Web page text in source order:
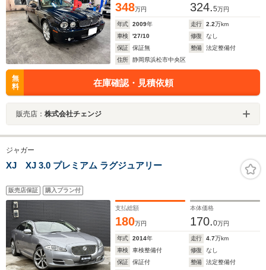
348万円 324.5万円
年式 2009年 走行 2.2万km
車検
'27/10 修復
なし
保証
保証無 整備
法定整備付
住所
静岡県浜松市中央区
無
料
在庫確認・見積依頼
販売店： 株式会社チェンジ
ジャガー
XJ XJ 3.0 プレミアム ラグジュアリー
販売店保証 購入プラン付
支払総額
180万円
本体価格
170.0万円
年式 2014年 走行 4.7万km
車検
車検整備付 修復
なし
保証
保証付 整備
法定整備付